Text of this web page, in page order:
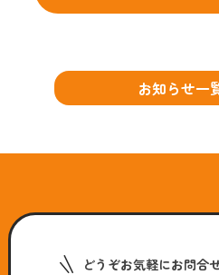
お知らせ一
どうぞお気軽にお問合